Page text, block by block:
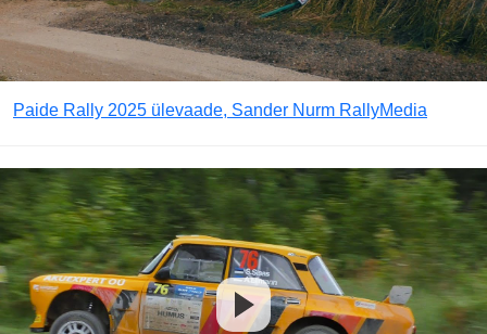
Paide Rally 2025 ülevaade, Sander Nurm RallyMedia